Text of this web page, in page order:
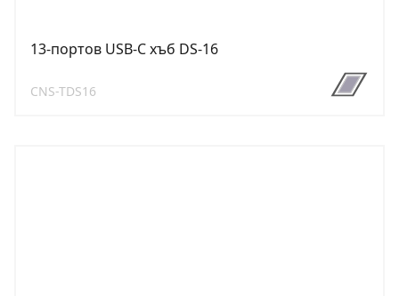
13-портов USB-C хъб DS-16
CNS-TDS16